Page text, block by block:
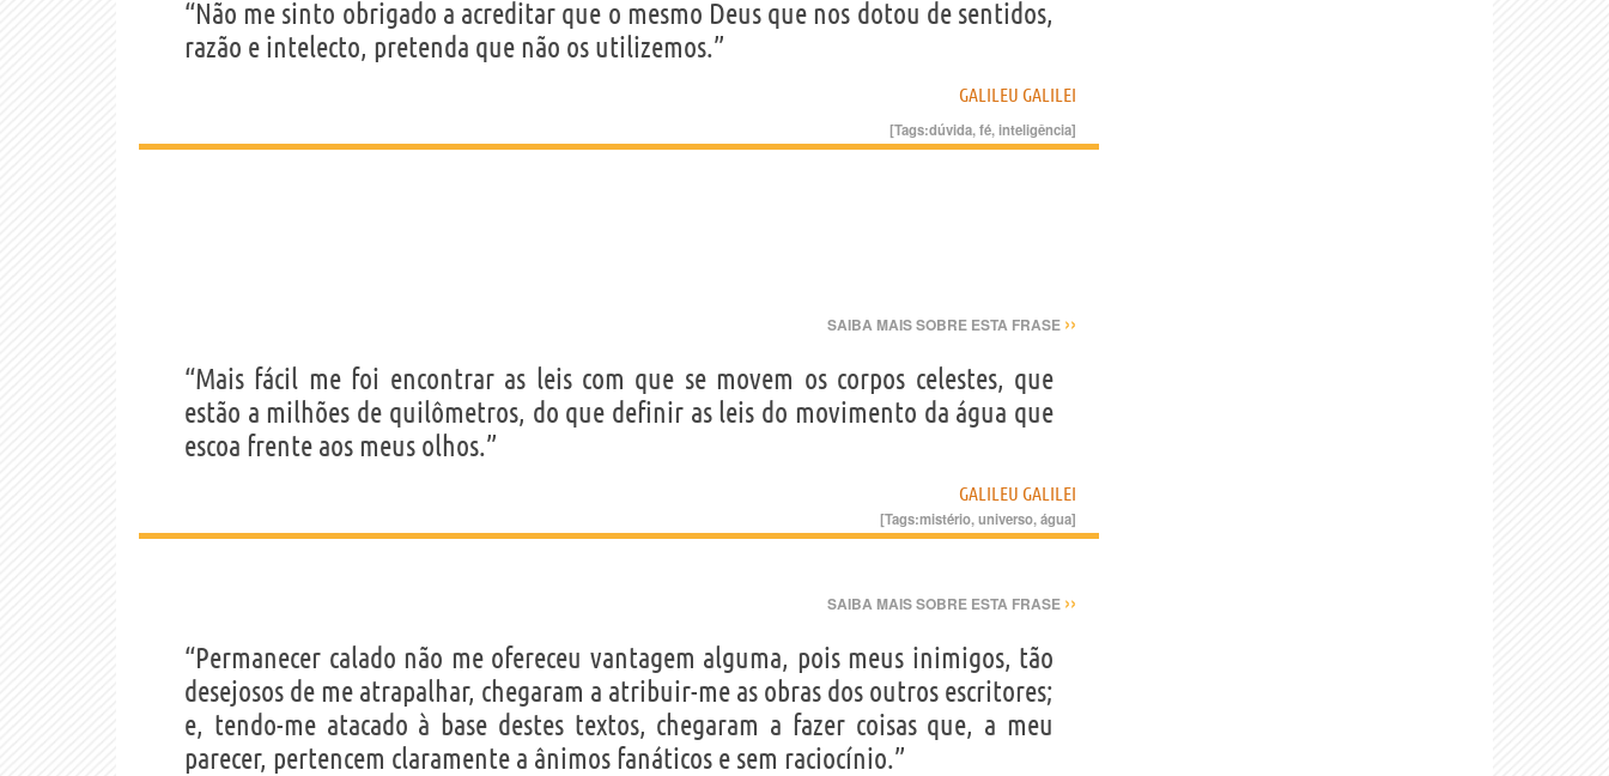
“Não me sinto obrigado a acreditar que o mesmo Deus que nos dotou de sentidos,
razão e intelecto, pretenda que não os utilizemos.”
GALILEU GALILEI
[Tags:dúvida,fé,inteligência]
SAIBA MAIS SOBRE ESTA FRASE ››
“Mais fácil me foi encontrar as leis com que se movem os corpos celestes, que
estão a milhões de quilômetros, do que definir as leis do movimento da água que
escoa frente aos meus olhos.”
GALILEU GALILEI
[Tags:mistério,universo,água]
SAIBA MAIS SOBRE ESTA FRASE ››
“Permanecer calado não me ofereceu vantagem alguma, pois meus inimigos, tão
desejosos de me atrapalhar, chegaram a atribuir-me as obras dos outros escritores;
e, tendo-me atacado à base destes textos, chegaram a fazer coisas que, a meu
parecer, pertencem claramente a ânimos fanáticos e sem raciocínio.”